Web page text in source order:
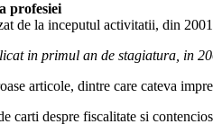
profesiei
de la inceputul activitatii, din
in primul an de stagiatura, in
articole, dintre care cateva
carti despre fiscalitate si